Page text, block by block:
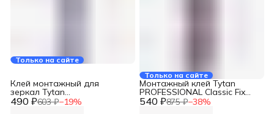
Только на сайте
490 ₽603 ₽−19%
Клей монтажный для
зеркал Tytan
PROFESSIONAL, бежевый,
Только на сайте
540 ₽875 ₽−38%
Монтажный клей Tytan
PROFESSIONAL Classic Fix
каучуковый прозрачный